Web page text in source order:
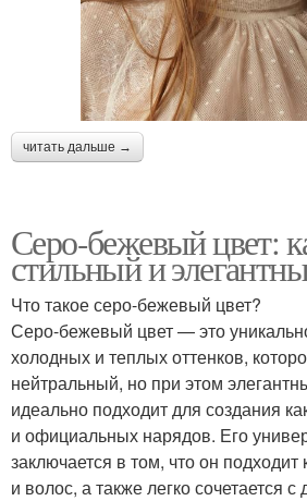
читать дальше →
Серо-бежевый цвет:
стильный и
Что такое серо-бежевый цвет?
Серо-бежевый цвет — это
холодных и теплых оттенков,
нейтральный, но при этом
идеально подходит для создания
и официальных нарядов. Его
заключается в том, что он
и волос, а также легко сочетается с